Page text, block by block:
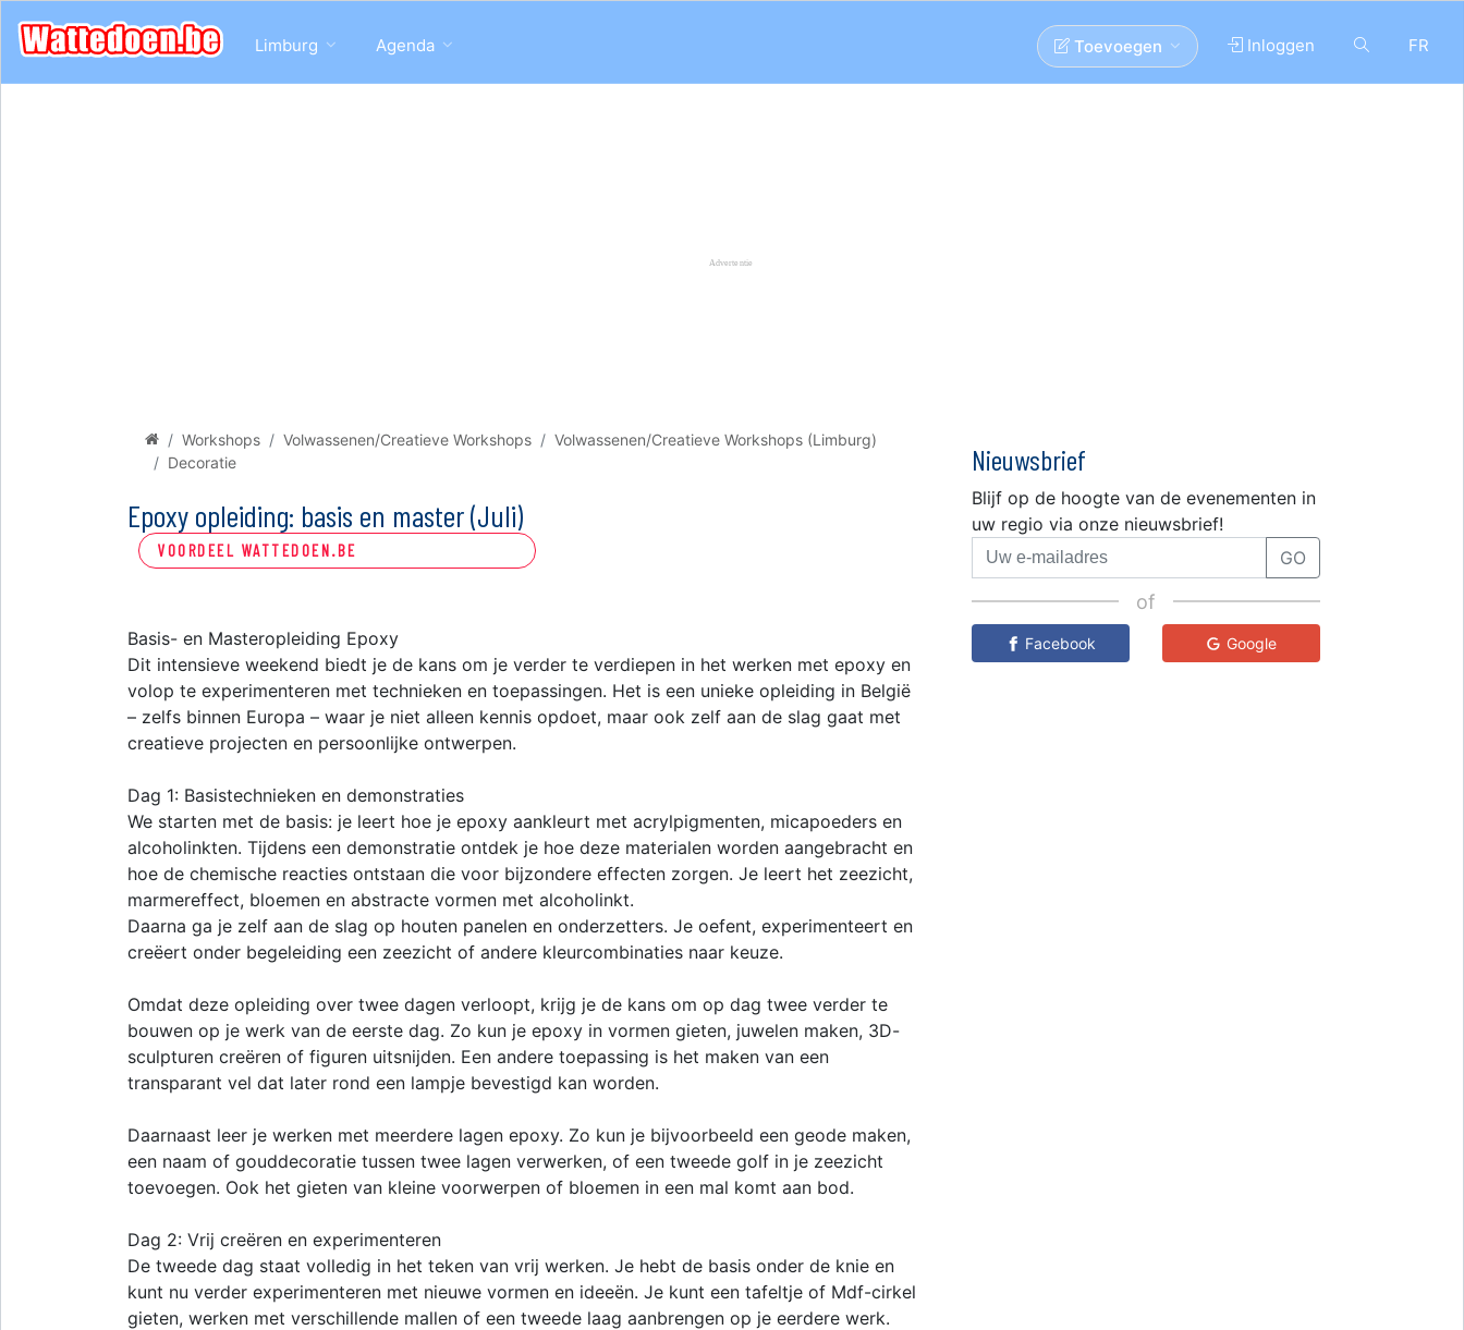
Limburg Agenda FR
Inloggen
Toevoegen
Workshops Volwassenen/Creatieve Workshops
Volwassenen/Creatieve Workshops (Limburg)
Decoratie
Epoxy opleiding: basis en master (Juli)
VOORDEEL WATTEDOEN.BE
Basis- en Masteropleiding Epoxy
Dit intensieve weekend biedt je de kans om je verder te verdiepen in het werken met epoxy en
volop te experimenteren met technieken en toepassingen. Het is een unieke opleiding in België
– zelfs binnen Europa – waar je niet alleen kennis opdoet, maar ook zelf aan de slag gaat met
creatieve projecten en persoonlijke ontwerpen.
Dag 1: Basistechnieken en demonstraties
We starten met de basis: je leert hoe je epoxy aankleurt met acrylpigmenten, mica­poeders en
alcoholinkten. Tijdens een demonstratie ontdek je hoe deze materialen worden aangebracht en
hoe de chemische reacties ontstaan die voor bijzondere effecten zorgen. Je leert het zeezicht,
marmereffect, bloemen en abstracte vormen met alcoholinkt.
Daarna ga je zelf aan de slag op houten panelen en onderzetters. Je oefent, experimenteert en
creëert onder begeleiding een zeezicht of andere kleurcombinaties naar keuze.
Omdat deze opleiding over twee dagen verloopt, krijg je de kans om op dag twee verder te
bouwen op je werk van de eerste dag. Zo kun je epoxy in vormen gieten, juwelen maken, 3D-
sculpturen creëren of figuren uitsnijden. Een andere toepassing is het maken van een
transparant vel dat later rond een lampje bevestigd kan worden.
Daarnaast leer je werken met meerdere lagen epoxy. Zo kun je bijvoorbeeld een geode maken,
een naam of gouddecoratie tussen twee lagen verwerken, of een tweede golf in je zeezicht
toevoegen. Ook het gieten van kleine voorwerpen of bloemen in een mal komt aan bod.
Dag 2: Vrij creëren en experimenteren
De tweede dag staat volledig in het teken van vrij werken. Je hebt de basis onder de knie en
kunt nu verder experimenteren met nieuwe vormen en ideeën. Je kunt een tafeltje of Mdf-cirkel
gieten, werken met verschillende mallen of een tweede laag aanbrengen op je eerdere werk.
Nieuwsbrief
Blijf op de hoogte van de evenementen in
uw regio via onze nieuwsbrief!
GO
of
Facebook Google